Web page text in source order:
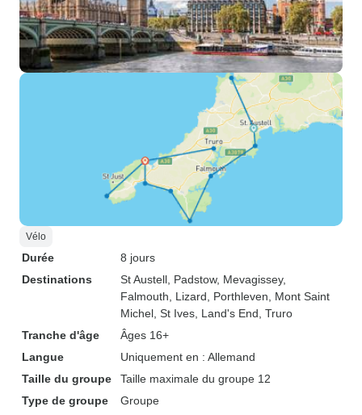
Vélo
Durée
8 jours
Destinations
St Austell , Padstow, Mevagissey,
Falmouth , Lizard , Porthleven , Mont Saint
Michel , St Ives , Land's End , Truro
Tranche d'âge
Âges 16+
Langue
Uniquement en : Allemand
Taille du groupe
Taille maximale du groupe 12
Type de groupe
Groupe